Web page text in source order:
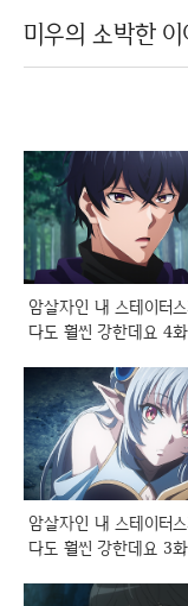
미우의 소박한 이
암살자인 내 스테이터
다도 훨씬 강한데요 4
암살자인 내 스테이터
다도 훨씬 강한데요 3